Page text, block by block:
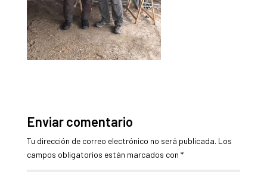
Enviar comentario
Tu dirección de correo electrónico no será publicada. Los
campos obligatorios están marcados con *